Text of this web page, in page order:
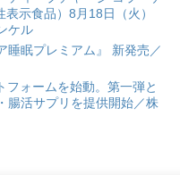
示食品）8月18日（火）
ケル
睡眠プレミアム』 新発売／
フォームを始動。第一弾と
腸活サプリを提供開始／株